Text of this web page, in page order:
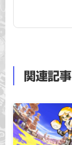
関連記事